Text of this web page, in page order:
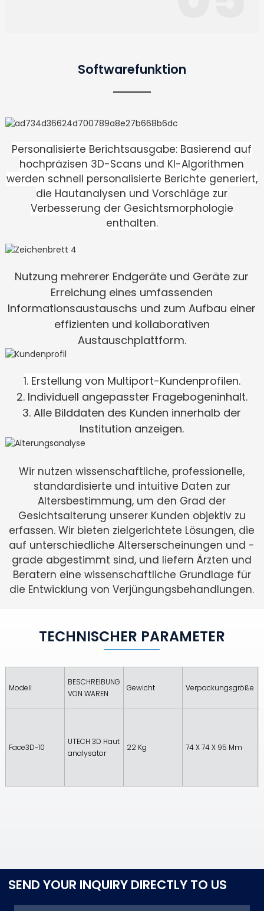
Softwarefunktion
Personalisierte Berichtsausgabe: Basierend auf
hochpräzisen 3D-Scans und KI-Algorithmen
werden schnell personalisierte Berichte generiert,
die Hautanalysen und Vorschläge zur
Verbesserung der Gesichtsmorphologie
enthalten.
Nutzung mehrerer Endgeräte und Geräte zur
Erreichung eines umfassenden
Informationsaustauschs und zum Aufbau einer
effizienten und kollaborativen
Austauschplattform.
1. Erstellung von Multiport-Kundenprofilen.
2. Individuell angepasster Fragebogeninhalt.
3. Alle Bilddaten des Kunden innerhalb der
Institution anzeigen.
Wir nutzen wissenschaftliche, professionelle,
standardisierte und intuitive Daten zur
Altersbestimmung, um den Grad der
Gesichtsalterung unserer Kunden objektiv zu
erfassen. Wir bieten zielgerichtete Lösungen, die
auf unterschiedliche Alterserscheinungen und -
grade abgestimmt sind, und liefern Ärzten und
Beratern eine wissenschaftliche Grundlage für
die Entwicklung von Verjüngungsbehandlungen.
TECHNISCHER PARAMETER
Modell
BESCHREIBUNG
VON WAREN
Gewicht Verpackungsgröße
Face3D-10
UTECH 3D Haut
Analysator
22 Kg 74 X 74 X 95 Mm
SEND YOUR INQUIRY DIRECTLY TO US